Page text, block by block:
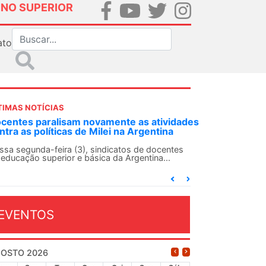
SUPERIOR
NOTÍCIAS
SN convoca docentes para Dia de
Internacionalista com Cuba em
de agosto
SN conclama suas seções sindicais e o